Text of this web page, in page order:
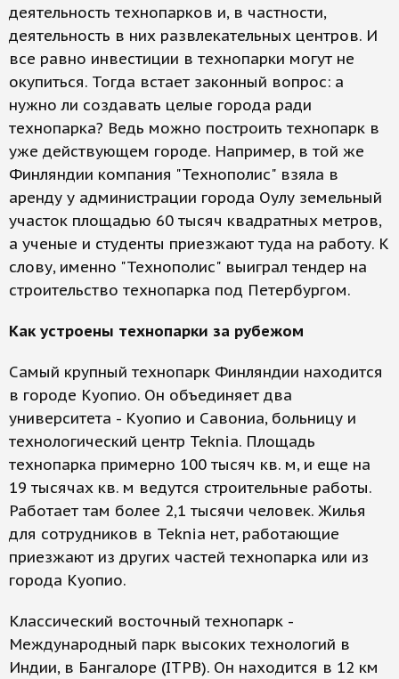
деятельность технопарков и, в частности,
деятельность в них развлекательных центров. И
все равно инвестиции в технопарки могут не
окупиться. Тогда встает законный вопрос: а
нужно ли создавать целые города ради
технопарка? Ведь можно построить технопарк в
уже действующем городе. Например, в той же
Финляндии компания "Технополис" взяла в
аренду у администрации города Оулу земельный
участок площадью 60 тысяч квадратных метров,
а ученые и студенты приезжают туда на работу. К
слову, именно "Технополис" выиграл тендер на
строительство технопарка под Петербургом.
Как устроены технопарки за рубежом
Самый крупный технопарк Финляндии находится
в городе Куопио. Он объединяет два
университета - Куопио и Савониа, больницу и
технологический центр Teknia. Площадь
технопарка примерно 100 тысяч кв. м, и еще на
19 тысячах кв. м ведутся строительные работы.
Работает там более 2,1 тысячи человек. Жилья
для сотрудников в Teknia нет, работающие
приезжают из других частей технопарка или из
города Куопио.
Классический восточный технопарк -
Международный парк высоких технологий в
Индии, в Бангалоре (ITPB). Он находится в 12 км